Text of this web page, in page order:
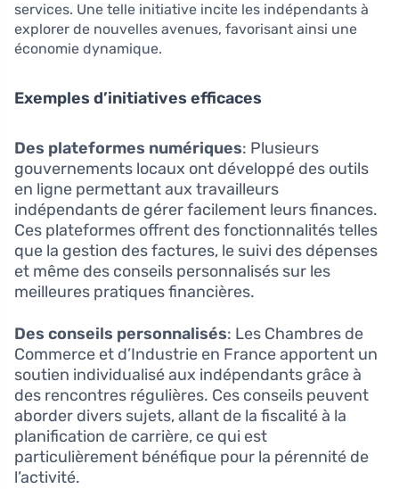
services. Une telle initiative incite les indépendants à
explorer de nouvelles avenues, favorisant ainsi une
économie dynamique.
Exemples d’initiatives efficaces
Des plateformes numériques: Plusieurs
gouvernements locaux ont développé des outils
en ligne permettant aux travailleurs
indépendants de gérer facilement leurs finances.
Ces plateformes offrent des fonctionnalités telles
que la gestion des factures, le suivi des dépenses
et même des conseils personnalisés sur les
meilleures pratiques financières.
Des conseils personnalisés: Les Chambres de
Commerce et d’Industrie en France apportent un
soutien individualisé aux indépendants grâce à
des rencontres régulières. Ces conseils peuvent
aborder divers sujets, allant de la fiscalité à la
planification de carrière, ce qui est
particulièrement bénéfique pour la pérennité de
l’activité.